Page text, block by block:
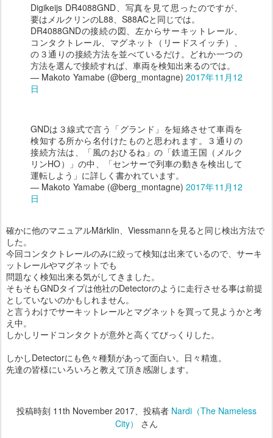
Digikeijs DR4088GND、写真を見て思ったのですが、
要はメルクリンのL88、S88ACと同じでは。
DR4088GNDの接続の図、左からサーキットレール、
コンタクトレール、マグネット（リードスイッチ）、
の３通りの接続方法を並べているだけ。どれか一つの
方法を選んで接続すれば、車両を検知出来るのでは。
— Makoto Yamabe (@berg_montagne) 2017年11月12
日
GNDは３線式で言う「グランド」を短絡させて車両を
検知する所から名付けたものと思われます。３通りの
接続方法は、「風のおひるね」の「鉄道王国（メルク
リンHO）」の中、「センサーで列車の動きを検出して
運転しよう」に詳しく書かれています。
— Makoto Yamabe (@berg_montagne) 2017年11月12
日
確かに他のマニュアルMärklin、Viessmannを見ると同じ検出方法で
した。
今回コンタクトレールのみに絞って検知は出来ているので、サーキ
ットレールやマグネットでも
問題なく検知出来る気がしてきました。
そもそもGNDタイプは他社のDetectorのように走行させる事は前提
としていないのかもしれません。
と言うわけでサーキットレールとマグネットを買って見ようかと考
え中。
しかしリードコンタクトが意外と高くてびっくりした。
しかしDetectorにも色々種類があって面白い。日々精進。
先達の皆様にいろいろと教えて頂き感謝します。
投稿時刻 11th November 2017 、投稿者 Nardi（The Nameless
City）
さん